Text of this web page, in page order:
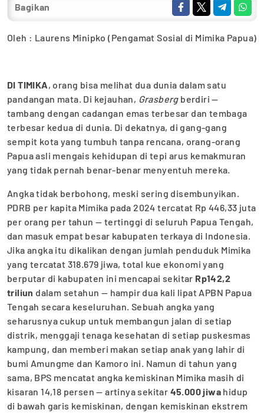
Bagikan
Oleh : Laurens Minipko (Pengamat Sosial di Mimika Papua)
DI TIMIKA, orang bisa melihat dua dunia dalam satu
pandangan mata. Di kejauhan, Grasbergberdiri —
tambang dengan cadangan emas terbesar dan tembaga
terbesar kedua di dunia. Di dekatnya, di gang-gang
sempit kota yang tumbuh tanpa rencana, orang-orang
Papua asli mengais kehidupan di tepi arus kemakmuran
yang tidak pernah benar-benar menyentuh mereka.
Angka tidak berbohong, meski sering disembunyikan.
PDRB per kapita Mimika pada 2024 tercatat Rp 446,33 juta
per orang per tahun — tertinggi di seluruh Papua Tengah,
dan masuk empat besar kabupaten terkaya di Indonesia.
Jika angka itu dikalikan dengan jumlah penduduk Mimika
yang tercatat 318.679 jiwa, total kue ekonomi yang
berputar di kabupaten ini mencapai sekitar Rp142,2
triliun dalam setahun — hampir dua kali lipat APBN Papua
Tengah secara keseluruhan. Sebuah angka yang
seharusnya cukup untuk membangun jalan di setiap
distrik, menggaji tenaga kesehatan di setiap puskesmas
kampung, dan memberi makan setiap anak yang lahir di
bumi Amungme dan Kamoro ini. Namun di tahun yang
sama, BPS mencatat angka kemiskinan Mimika masih di
kisaran 14,18 persen — artinya sekitar 45.000 jiwa hidup
di bawah garis kemiskinan, dengan kemiskinan ekstrem